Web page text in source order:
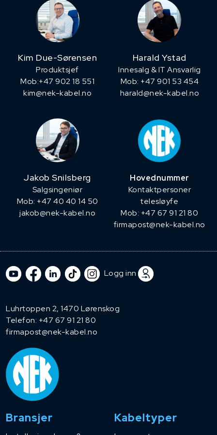
Kim Due-Sørensen
Produktsjef
​Mob:+47 902 18 551
kim@nek-kabel.no
Harald Ystad
Innesalg & IT Ansvarlig
Mob: +47 901 53 454
harald@nek-kabel.no
Jakob Snilsberg
​Salgsingeniør
Mob: +47 40 40 14 50
jakob@nek-kabel.no
Hovednummer
Kontaktpersoner
telesløyfe
Mob: +47 67 91 21 80
firmapost@nek-kabel.no
Logg inn
Luhrtoppen 2, 1470 Lørenskog
Telefon: +47 67 91 21 80
firmapost@nek-kabel.no
Bransjer Kabeltyper